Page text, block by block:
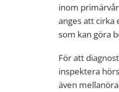
inom
anges att cirka
som kan göra
För att
inspektera
även